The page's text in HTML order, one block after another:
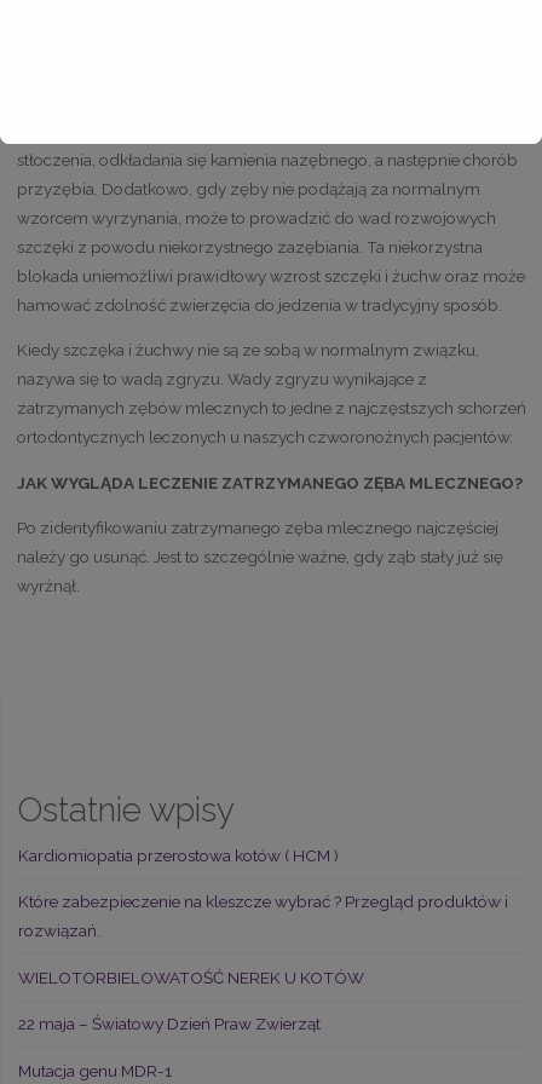
stłoczenia, odkładania się kamienia nazębnego, a następnie chorób
przyzębia. Dodatkowo, gdy zęby nie podążają za normalnym
wzorcem wyrzynania, może to prowadzić do wad rozwojowych
szczęki z powodu niekorzystnego zazębiania. Ta niekorzystna
blokada uniemożliwi prawidłowy wzrost szczęki i żuchw oraz może
hamować zdolność zwierzęcia do jedzenia w tradycyjny sposób.
Kiedy szczęka i żuchwy nie są ze sobą w normalnym związku,
nazywa się to wadą zgryzu. Wady zgryzu wynikające z
zatrzymanych zębów mlecznych to jedne z najczęstszych schorzeń
ortodontycznych leczonych u naszych czworonożnych pacjentów.
JAK WYGLĄDA LECZENIE ZATRZYMANEGO ZĘBA MLECZNEGO?
Po zidentyfikowaniu zatrzymanego zęba mlecznego najczęściej
należy go usunąć. Jest to szczególnie ważne, gdy ząb stały już się
wyrżnął.
Ostatnie wpisy
Kardiomiopatia przerostowa kotów ( HCM )
Które zabezpieczenie na kleszcze wybrać ? Przegląd produktów i
rozwiązań.
WIELOTORBIELOWATOŚĆ NEREK U KOTÓW
22 maja – Światowy Dzień Praw Zwierząt
Mutacja genu MDR-1